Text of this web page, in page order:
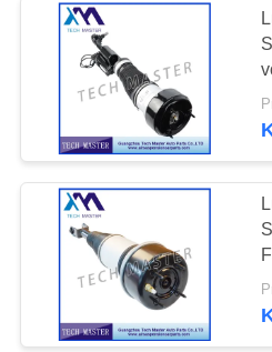
FABRIK-
TOUR
KONTAKTIERE
NACHRICHTEN